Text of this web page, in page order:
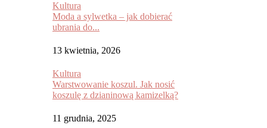
Kultura
Moda a sylwetka – jak dobierać
ubrania do...
13 kwietnia, 2026
Kultura
Warstwowanie koszul. Jak nosić
koszulę z dzianinową kamizelką?
11 grudnia, 2025